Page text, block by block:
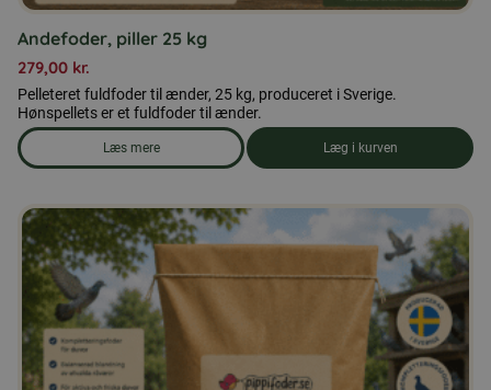
Andefoder, piller 25 kg
279,00 kr.
Pelleteret fuldfoder til ænder, 25 kg, produceret i Sverige.
Hønspellets er et fuldfoder til ænder.
Læs mere
om produkten Andefoder, piller 25 kg
Læg i kurven